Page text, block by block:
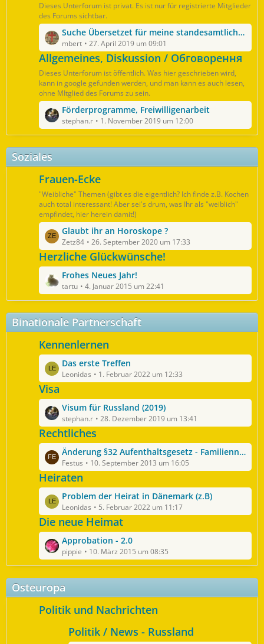
t
e
B
e
i
t
r
ä
g
e
Dieses Unterforum ist privat. Es ist nur für registrierte Mitglieder
des Forums sichtbar.
L
e
t
t
e
B
e
i
t
r
ä
e
Suche Übersetzet für meine standesamtliche Hochzeit am 08.06.2019
mbert 27. April 2019 um 09:01
Allgemeines, Diskussion / Обговорення
Dieses Unterforum ist öffentlich. Was hier geschrieben wird,
kann in google gefunden werden, und man kann es auch lesen,
ohne MItglied des Forums zu sein.
L
e
t
z
t
e
B
e
i
t
r
ä
g
e
Förderprogramme, Freiwilligenarbeit
stephan.r 1. November 2019 um 12:00
Soziales
Frauen-Ecke
"Weibliche" Themen (gibt es die eigentlich? Ich finde z.B. Kochen
auch total interessant! Aber sei's drum, was Ihr als "weiblich"
empfindet, hier herein damit!)
L
e
t
z
t
e
B
e
i
r
ä
g
e
Glaubt ihr an Horoskope ?
Zetz84 26. September 2020 um 17:33
Herzliche Glückwünsche!
L
e
t
z
t
e
B
e
i
t
r
ä
g
e
Frohes Neues Jahr!
tartu 4. Januar 2015 um 22:41
Binationale Partnerschaft
Kennenlernen
L
e
t
z
t
e
B
e
i
t
r
ä
g
e
Das erste Treffen
Leonidas 1. Februar 2022 um 12:33
Visa
L
e
t
z
t
e
B
e
i
t
r
ä
g
e
Visum für Russland (2019)
stephan.r 28. Dezember 2019 um 13:41
Rechtliches
L
e
t
z
t
e
B
e
i
t
r
ä
g
e
Änderung §32 Aufenthaltsgesetz - Familiennachzug
Festus 10. September 2013 um 16:05
Heiraten
L
e
t
z
t
e
B
e
i
r
Problem der Heirat in Dänemark (z.B)
Leonidas 5. Februar 2022 um 11:17
Die neue Heimat
L
e
t
z
t
e
B
Approbation - 2.0
pippie 10. März 2015 um 08:35
Osteuropa
Politik und Nachrichten
Politik / News - Russland